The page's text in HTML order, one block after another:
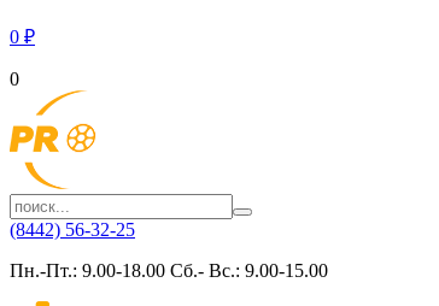
0 ₽
0
(8442) 56-32-25
Пн.-Пт.: 9.00-18.00 Сб.- Вс.: 9.00-15.00